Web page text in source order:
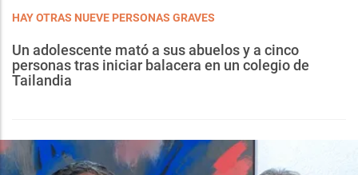
HAY OTRAS NUEVE PERSONAS GRAVES
Un adolescente mató a sus abuelos y a cinco
personas tras iniciar balacera en un colegio de
Tailandia